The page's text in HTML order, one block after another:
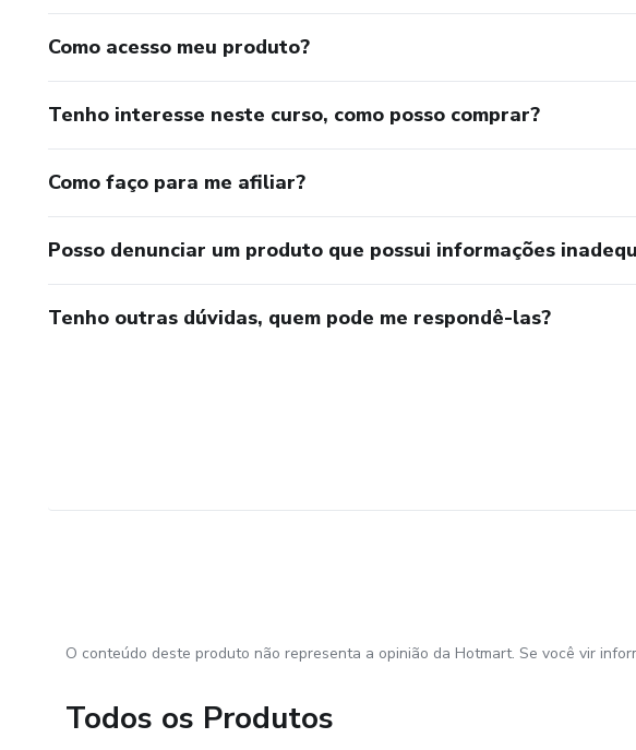
Como acesso meu produto?
Tenho interesse neste curso, como posso comprar?
Como faço para me afiliar?
Posso denunciar um produto que possui informações
Tenho outras dúvidas, quem pode me respondê-las?
O conteúdo deste produto não representa a opinião da Hotmart. Se você vir
Todos os Produtos